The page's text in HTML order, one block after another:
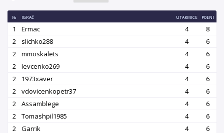
№ IGRAČ UTAKMICE POENI
1 Ermac 4
8
2
slichko288 4
6
2
mmoskalets 4
6
2
levcenko269 4
6
2
1973xaver 4
6
2
vdovicenkopetr37 4
6
2
Assamblege 4
6
2
Tomashpil1985 4
6
2
Garrik 4
6